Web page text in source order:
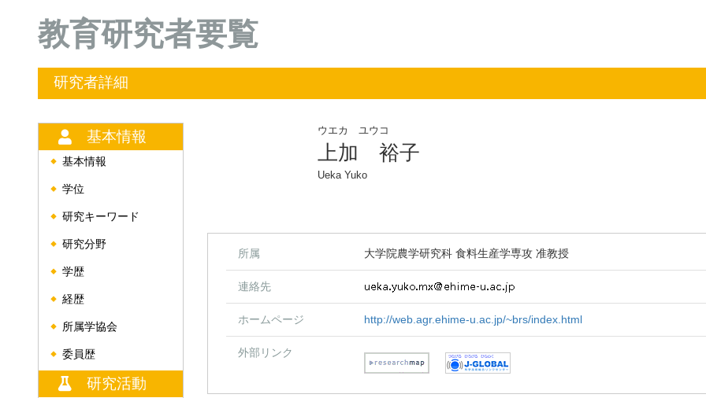
教育研究者要覧
研究者詳細
基本情報
◆ 基本情報
◆ 学位
◆ 研究キーワード
◆ 研究分野
◆ 学歴
◆ 経歴
◆ 所属学協会
◆ 委員歴
研究活動
ウエカ ユウコ
上加 裕子
Ueka Yuko
所属 大学院農学研究科 食料生産学専攻 准教授
連絡先
ホームページ http://web.agr.ehime-u.ac.jp/~brs/index.html
外部リンク